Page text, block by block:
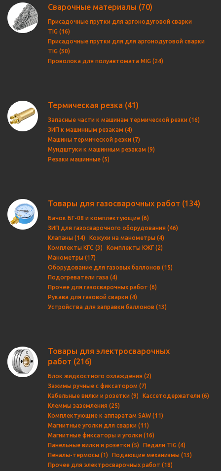
Сварочные материалы (70)
Присадочные прутки для аргонодуговой сварки
TIG (16)
Присадочные прутки для для аргонодуговой сварки
TIG (30)
Проволока для полуавтомата MIG (24)
Термическая резка (41)
Запасные части к машинам термической резки (16)
ЗИП к машинным резакам (4)
Машины термической резки (7)
Мундштуки к машинным резакам (9)
Резаки машинные (5)
Товары для газосварочных работ (134)
Бачок БГ-08 и комплектующие (6)
ЗИП для газосварочного оборудования (46)
Клапаны (14)
Кожухи на манометры (4)
Комплекты КГС (3)
Комплекты КЖГ (2)
Манометры (17)
Оборудование для газовых баллонов (15)
Подогреватели газа (4)
Прочее для газосварочных работ (6)
Рукава для газовой сварки (4)
Устройства для заправки баллонов (13)
Товары для электросварочных
работ (216)
Блок жидкостного охлаждения (2)
Зажимы ручные с фиксатором (7)
Кабельные вилки и розетки (9)
Кассетодержатели (6)
Клеммы заземления (25)
Комплектующие к аппаратам SAW (11)
Магнитные уголки для сварки (11)
Магнитные фиксаторы и уголки (16)
Панельные вилки и розетки (5)
Педали TIG (4)
Пеналы-термосы (1)
Подающие механизмы (13)
Прочее для электросварочных работ (18)